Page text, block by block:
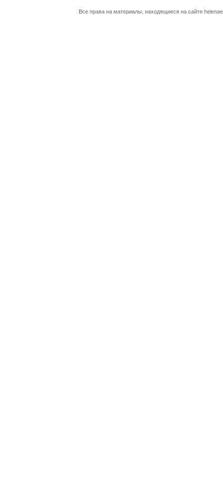
Все права на материалы, находящиеся на сайте